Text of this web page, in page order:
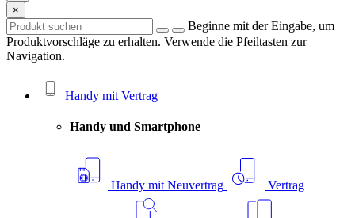
×
Beginne mit der Eingabe, um
Produktvorschläge zu erhalten. Verwende die Pfeiltasten zur
Navigation.
Handy mit Vertrag
Handy und Smartphone
Handy mit Neuvertrag Vertrag